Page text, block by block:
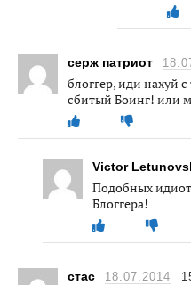
серж патриот
блоггер, иди нахуй
сбитый Боинг! или
Victor
Подобных
Блоггера!
стас 18.07.2014